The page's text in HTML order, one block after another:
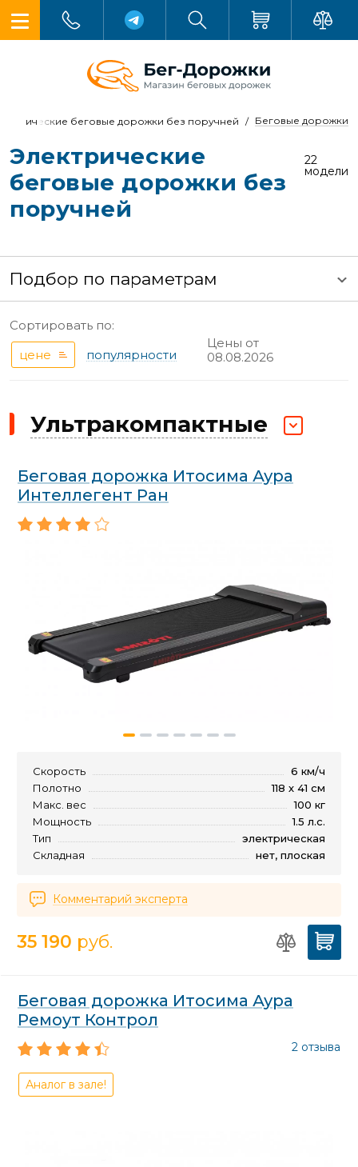
Беговые дорожки
беговые дорожки без поручней
Электрические
беговые дорожки без
поручней
22
модели
Подбор по параметрам
Сортировать по:
цене
популярности
Цены от
08.08.2026
Ультракомпактные
Беговая дорожка Итосима Аура
Интеллегент Ран
Скорость
6 км/ч
Полотно
118 х 41 см
Макс. вес
100 кг
Мощность
1.5 л.с.
Тип
электрическая
Складная
нет, плоская
Комментарий эксперта
35 190 руб.
Беговая дорожка Итосима Аура
Ремоут Контрол
2 отзыва
Аналог в зале!